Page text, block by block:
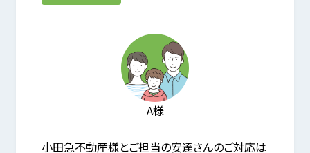
A様
小田急不動産様とご担当の安達さんのご対応は